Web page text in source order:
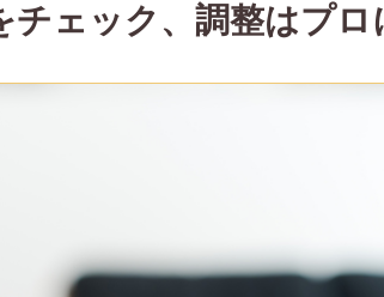
チェック、調整はプロ